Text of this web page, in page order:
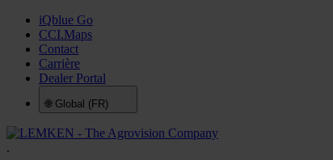
iQblue Go
CCI.Maps
Contact
Carrière
Dealer Portal
🌐 Global (FR)
.